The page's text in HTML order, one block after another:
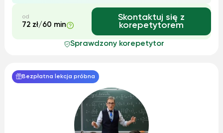
od
72 zł/60 min
Skontaktuj się z
korepetytorem
Sprawdzony korepetytor
Bezpłatna lekcja próbna